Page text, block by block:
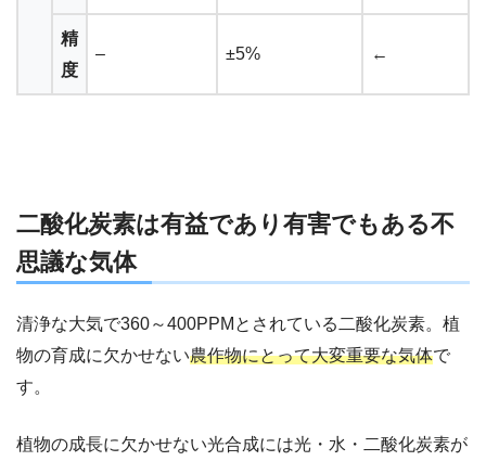
精
度
– ±5% ←
二酸化炭素は有益であり有害でもある不
思議な気体
清浄な大気で360～400PPMとされている二酸化炭素。植
物の育成に欠かせない農作物にとって大変重要な気体で
す。
植物の成長に欠かせない光合成には光・水・二酸化炭素が